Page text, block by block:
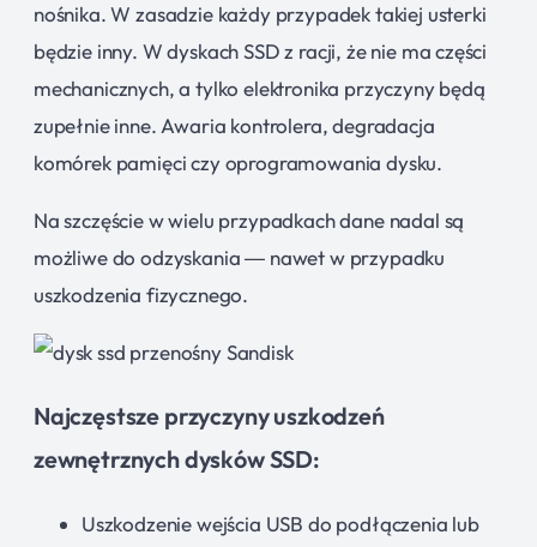
nośnika. W zasadzie każdy przypadek takiej usterki
będzie inny. W dyskach SSD z racji, że nie ma części
mechanicznych, a tylko elektronika przyczyny będą
zupełnie inne. Awaria kontrolera, degradacja
komórek pamięci czy oprogramowania dysku.
Na szczęście w wielu przypadkach dane nadal są
możliwe do odzyskania — nawet w przypadku
uszkodzenia fizycznego.
Najczęstsze przyczyny uszkodzeń
zewnętrznych dysków SSD:
Uszkodzenie wejścia USB do podłączenia lub